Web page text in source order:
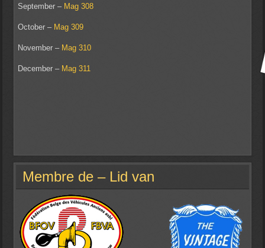
September – Mag 308
October – Mag 309
November – Mag 310
December – Mag 311
Membre de – Lid van